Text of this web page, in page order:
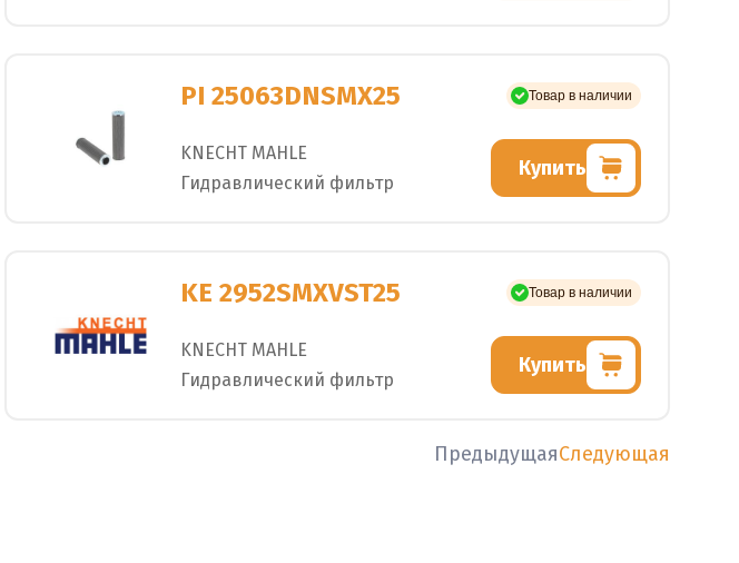
PI 25063DNSMX25 Товар в наличии
KNECHT MAHLE
Гидравлический фильтр
Купить
KE 2952SMXVST25 Товар в наличии
KNECHT MAHLE
Гидравлический фильтр
Купить
ПредыдущаяСледующая